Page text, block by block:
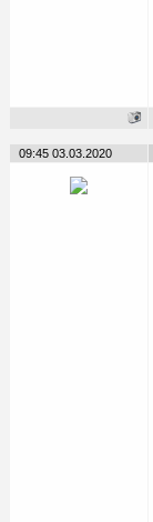
09:45 03.03.2020